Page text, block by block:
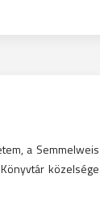
a Semmelweis
közelsége